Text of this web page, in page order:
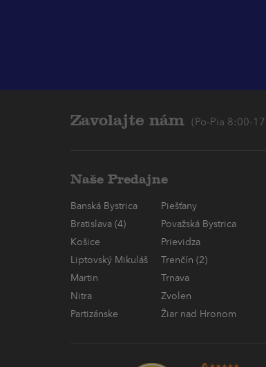
Zavolajte nám (Po-Pia 8:00-
Naše Predajne
Banská Bystrica
Piešťany
Bratislava (4)
Považská Bystrica
Košice
Prievidza
Liptovský Mikuláš
Trenčín (2)
Martin
Trnava
Nitra
Zvolen
Partizánske
Žiar nad Hronom